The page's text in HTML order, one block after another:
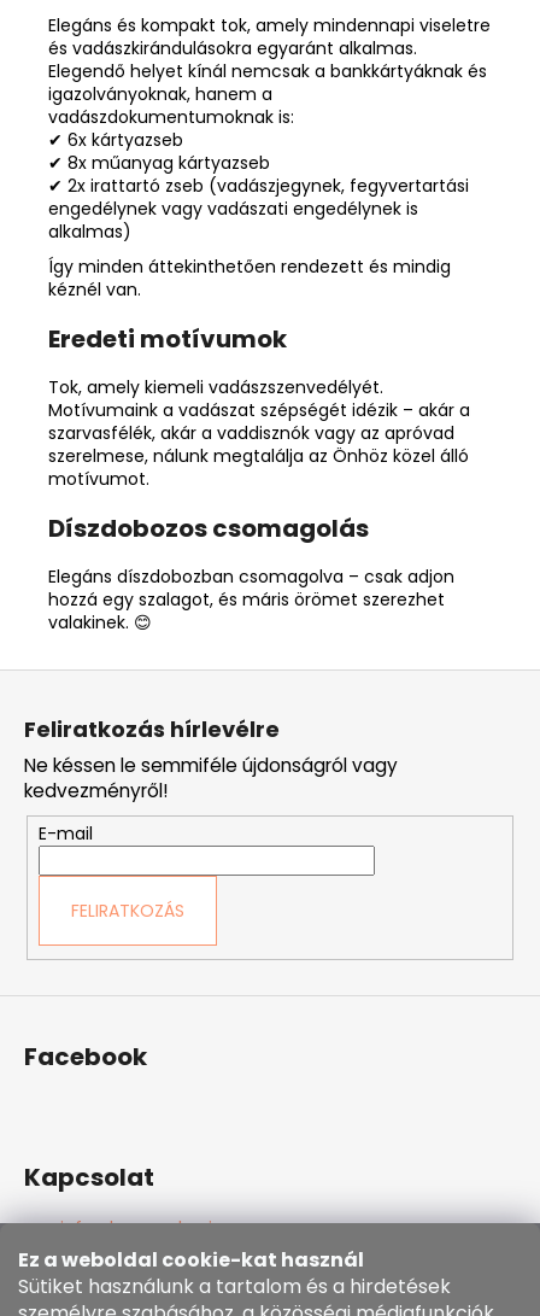
Ez a weboldal cookie-kat használ
Sütiket használunk a tartalom és a hirdetések
Elegáns és kompakt tok, amely mindennapi viseletre
és vadászkirándulásokra egyaránt alkalmas.
Elegendő helyet kínál nemcsak a bankkártyáknak és
igazolványoknak, hanem a
vadászdokumentumoknak is:
✔ 6x kártyazseb
✔ 8x műanyag kártyazseb
✔ 2x irattartó zseb (vadászjegynek, fegyvertartási
engedélynek vagy vadászati engedélynek is
alkalmas)
Így minden áttekinthetően rendezett és mindig
kéznél van.
Eredeti motívumok
Tok, amely kiemeli vadászszenvedélyét.
Motívumaink a vadászat szépségét idézik – akár a
szarvasfélék, akár a vaddisznók vagy az apróvad
szerelmese, nálunk megtalálja az Önhöz közel álló
motívumot.
Díszdobozos csomagolás
Elegáns díszdobozban csomagolva – csak adjon
hozzá egy szalagot, és máris örömet szerezhet
valakinek. 😊
Feliratkozás hírlevélre
Ne késsen le semmiféle újdonságról vagy
kedvezményről!
E-mail
FELIRATKOZÁS
Facebook
Kapcsolat
info@kozenezbozi.com
381281747, 603225633
603225633
https://www.facebook.com/kozenezbozi/